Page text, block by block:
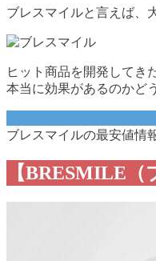
ブレスマイルと言えば、
ヒット商品を開発してき
本当に効果があるのかど
ブレスマイルの最安値情
【BRESMILE